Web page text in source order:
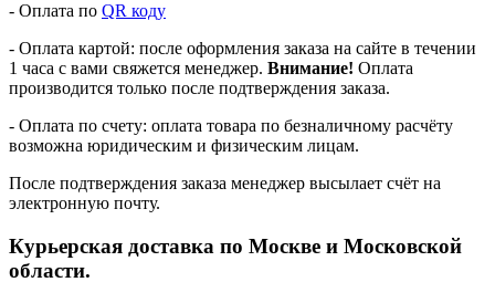
- Оплата по QR коду
- Оплата картой: после оформления заказа на сайте в течении
1 часа с вами свяжется менеджер. Внимание! Оплата
производится только после подтверждения заказа.
- Оплата по счету: оплата товара по безналичному расчёту
возможна юридическим и физическим лицам.
После подтверждения заказа менеджер высылает счёт на
электронную почту.
Курьерская доставка по Москве и Московской
области.